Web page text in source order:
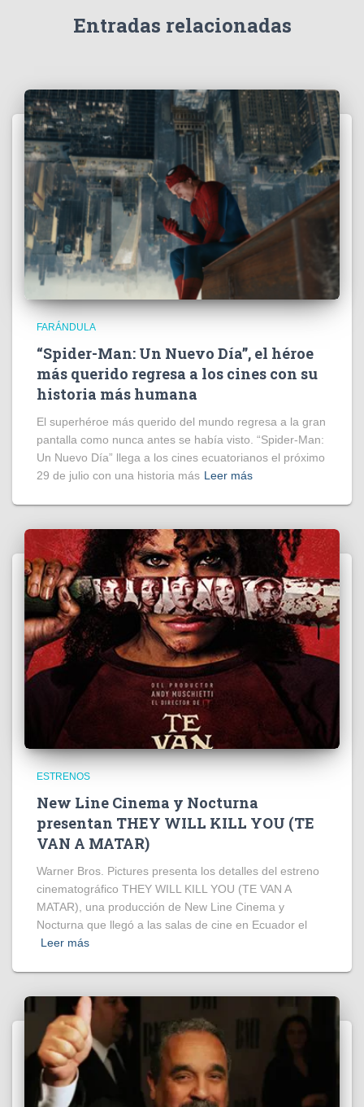
Entradas relacionadas
FARÁNDULA
“Spider-Man: Un Nuevo Día”, el héroe
más querido regresa a los cines con su
historia más humana
El superhéroe más querido del mundo regresa a la gran
pantalla como nunca antes se había visto. “Spider-Man:
Un Nuevo Día” llega a los cines ecuatorianos el próximo
29 de julio con una historia más Leer más
ESTRENOS
New Line Cinema y Nocturna
presentan THEY WILL KILL YOU (TE
VAN A MATAR)
Warner Bros. Pictures presenta los detalles del estreno
cinematográfico THEY WILL KILL YOU (TE VAN A
MATAR), una producción de New Line Cinema y
Nocturna que llegó a las salas de cine en Ecuador el
Leer más